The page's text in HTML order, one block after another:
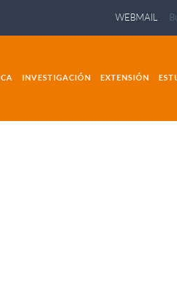
WEBMAIL
INVESTIGACIÓN EXTENSIÓN